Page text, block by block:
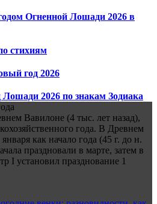
Огненной Лошади 2026 в
стихиям
год 2026
Лошади 2026 по знакам Зодиака
Вавилоне (4 тыс. лет назад),
года. В Древнем
как начало года (45 г. до н.
праздновали в марте, затем в
I установил празднование 1